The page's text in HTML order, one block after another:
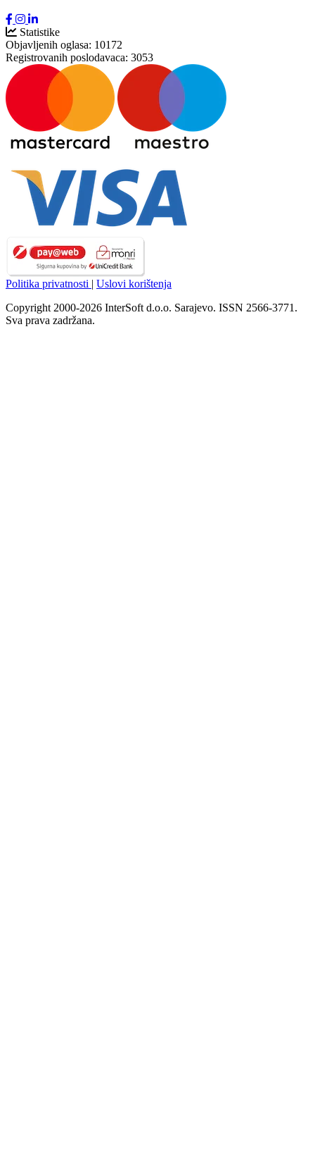
Statistike
Objavljenih oglasa: 10172
Registrovanih poslodavaca: 3053
Politika privatnosti | Uslovi korištenja
Copyright 2000-2026 InterSoft d.o.o. Sarajevo. ISSN 2566-3771.
Sva prava zadržana.